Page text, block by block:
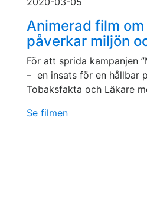
Animerad film
påverkar miljön
För att sprida kampanjen
– en insats för en hållbar
Tobaksfakta och Läkare
Se filmen